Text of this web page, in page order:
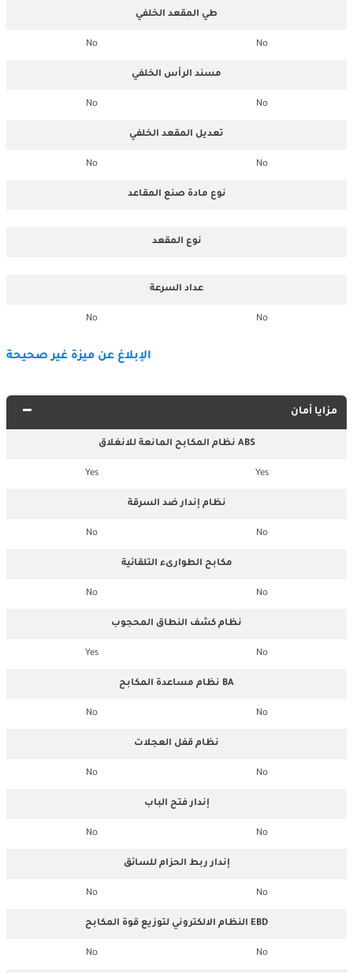
طي المقعد الخلفي
No
No
مسند الرأس الخلفي
No
No
تعديل المقعد الخلفي
No
No
نوع مادة صنع المقاعد
نوع المقعد
عداد السرعة
No
No
الإبلاغ عن ميزة غير صحيحة
مزايا أمان
نظام المكابح المانعة للانغلاق ABS
Yes
Yes
نظام إندار ضد السرقة
No
No
مكابح الطوارىء التلقائية
No
No
نظام كشف النطاق المحجوب
No
Yes
نظام مساعدة المكابح BA
No
No
نظام قفل العجلات
No
No
إندار فتح الباب
No
No
إندار ربط الحزام للسائق
No
No
النظام الالكتروني لتوزيع قوة المكابح EBD
No
No